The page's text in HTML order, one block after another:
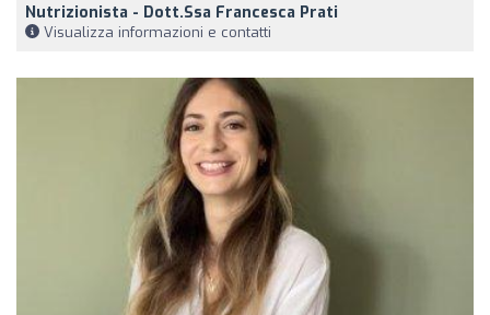
Nutrizionista - Dott.ssa Francesca Prati
Visualizza informazioni e contatti